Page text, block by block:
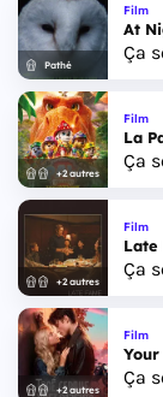
Pathé
Film
At
Ça
+2 autres
Film
La
Ça
+2 autres
Film
Late
Ça
+2 autres
Film
Ça